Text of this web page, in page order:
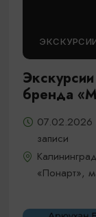
бренда
07.02.2026
записи
«Понарт»,